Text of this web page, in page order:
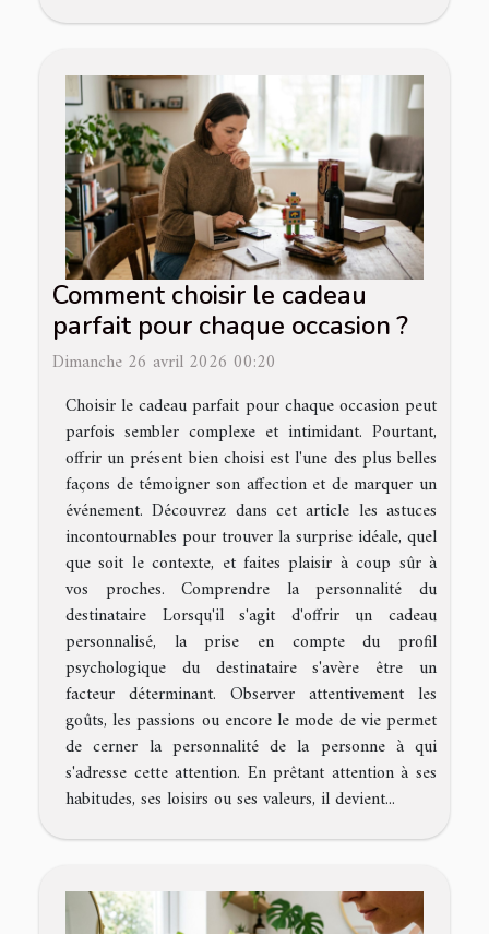
Comment choisir le cadeau
parfait pour chaque occasion ?
Dimanche 26 avril 2026 00:20
Choisir le cadeau parfait pour chaque occasion peut
parfois sembler complexe et intimidant. Pourtant,
offrir un présent bien choisi est l'une des plus belles
façons de témoigner son affection et de marquer un
événement. Découvrez dans cet article les astuces
incontournables pour trouver la surprise idéale, quel
que soit le contexte, et faites plaisir à coup sûr à
vos proches. Comprendre la personnalité du
destinataire Lorsqu'il s'agit d'offrir un cadeau
personnalisé, la prise en compte du profil
psychologique du destinataire s'avère être un
facteur déterminant. Observer attentivement les
goûts, les passions ou encore le mode de vie permet
de cerner la personnalité de la personne à qui
s'adresse cette attention. En prêtant attention à ses
habitudes, ses loisirs ou ses valeurs, il devient...